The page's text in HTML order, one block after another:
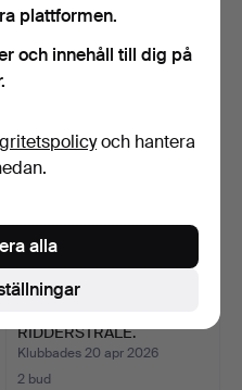
10 bud
RIDDERSTRÅLE.
Taklampor, 1 par, …
Klubbades 20 apr 2026
2 bud
plattformen.
och innehåll till dig på
och hantera
alla